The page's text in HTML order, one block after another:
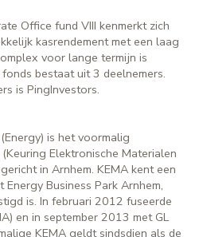
Office fund VIII kenmerkt zich
kasrendement met een laag
voor lange termijn is
bestaat uit 3 deelnemers.
is PingInvestors.
is het voormalig
Elektronische Materialen
in Arnhem. KEMA kent een
Business Park Arnhem,
is. In februari 2012 fuseerde
en in september 2013 met GL
KEMA geldt sindsdien als de